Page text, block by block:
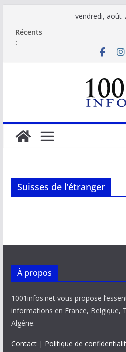
contenu
vendredi, août
Récents
:
Suisses de l’étranger
À propos
1001infos.net vous propose
informations en France, Belgique,
Algérie.
Contact| Politique de